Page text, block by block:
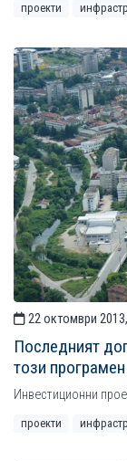
проекти
22 октомври
Последният
този
Инвестиционни
проекти